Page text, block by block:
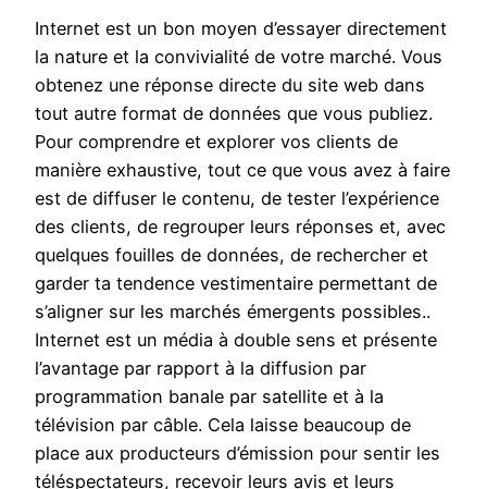
Internet est un bon moyen d’essayer directement
la nature et la convivialité de votre marché. Vous
obtenez une réponse directe du site web dans
tout autre format de données que vous publiez.
Pour comprendre et explorer vos clients de
manière exhaustive, tout ce que vous avez à faire
est de diffuser le contenu, de tester l’expérience
des clients, de regrouper leurs réponses et, avec
quelques fouilles de données, de rechercher et
garder ta tendence vestimentaire permettant de
s’aligner sur les marchés émergents possibles..
Internet est un média à double sens et présente
l’avantage par rapport à la diffusion par
programmation banale par satellite et à la
télévision par câble. Cela laisse beaucoup de
place aux producteurs d’émission pour sentir les
téléspectateurs, recevoir leurs avis et leurs